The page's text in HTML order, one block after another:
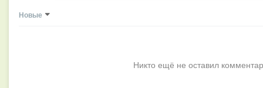
Новые
Никто ещё не оставил